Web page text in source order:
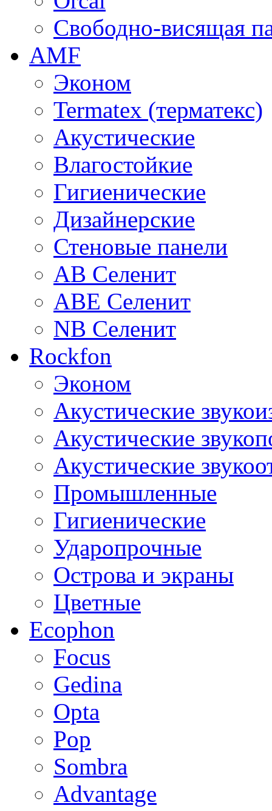
Свободно-висящая
AMF
Эконом
Termatex (терматекс)
Акустические
Влагостойкие
Гигиенические
Дизайнерские
Стеновые панели
AB Селенит
ABE Селенит
NB Селенит
Rockfon
Эконом
Акустические
Акустические
Акустические
Промышленные
Гигиенические
Ударопрочные
Острова и экраны
Цветные
Ecophon
Focus
Gedina
Opta
Pop
Sombra
Advantage